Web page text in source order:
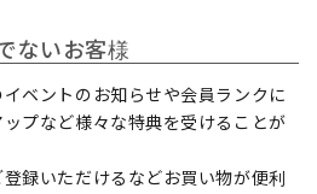
ないお客様
ベントのお知らせや会員ランクに
プなど様々な特典を受けることが
録いただけるなどお買い物が便利